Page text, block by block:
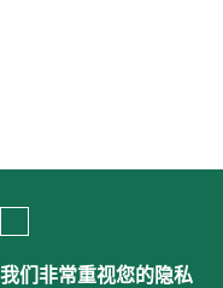
我们非常重视您的隐私